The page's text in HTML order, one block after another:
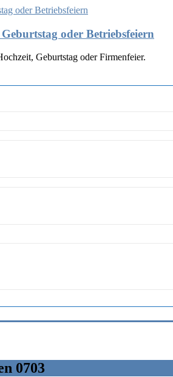
oder Betriebsfeiern
Geburtstag oder Firmenfeier.
0703